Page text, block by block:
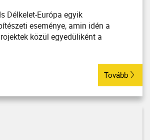
Délkelet-Európa egyik
eseménye, amin idén a
közül egyedüliként a
Tovább